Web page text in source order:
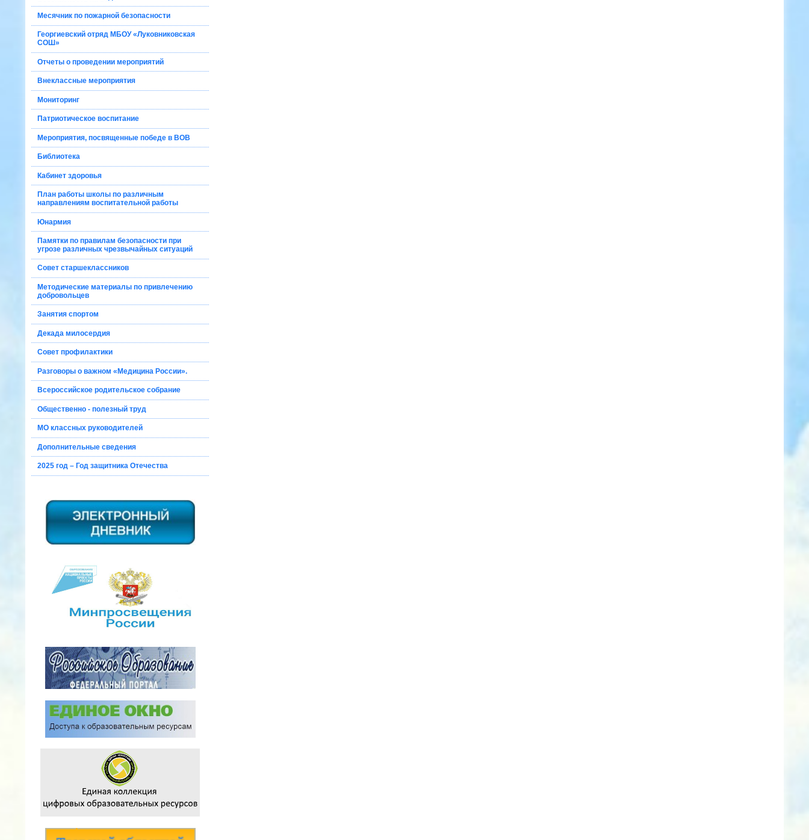
Месячник по пожарной безопасности
Георгиевский отряд МБОУ «Луковниковская
СОШ»
Отчеты о проведении мероприятий
Внеклассные мероприятия
Мониторинг
Патриотическое воспитание
Мероприятия, посвященные победе в ВОВ
Библиотека
Кабинет здоровья
План работы школы по различным
направлениям воспитательной работы
Юнармия
Памятки по правилам безопасности при
угрозе различных чрезвычайных ситуаций
Совет старшеклассников
Методические материалы по привлечению
добровольцев
Занятия спортом
Декада милосердия
Совет профилактики
Разговоры о важном «Медицина России».
Всероссийское родительское собрание
Общественно - полезный труд
МО классных руководителей
Дополнительные сведения
2025 год – Год защитника Отечества